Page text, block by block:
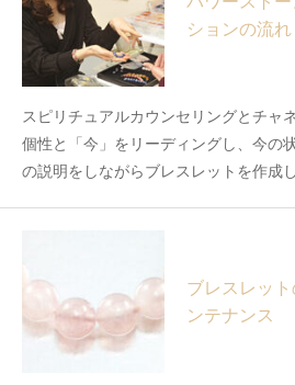
ションの流れ
スピリチュアルカウンセリングとチャ
個性と「今」をリーディングし、今の
の説明をしながらブレスレットを作成
ブレスレッ
ンテナンス